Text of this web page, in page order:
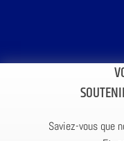
Saviez-vous que